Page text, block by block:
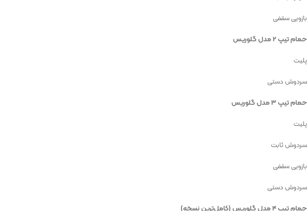
بازویی سقفی
حمام تیپ ۲ مدل گلوریس
پلیت
سردوش دستی
حمام تیپ ۳ مدل گلوریس
پلیت
سردوش ثابت
بازویی سقفی
سردوش دستی
حمام تیپ ۴ مدل گلوریس (کامل‌ترین نسخه)